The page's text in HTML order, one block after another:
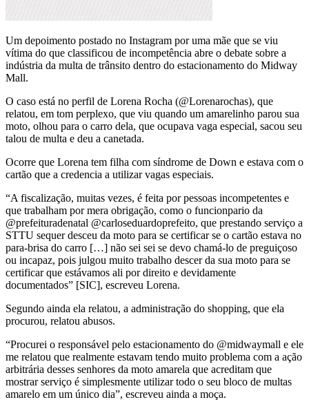
Um depoimento postado no Instagram por uma mãe que se viu
vítima do que classificou de incompetência abre o debate sobre a
indústria da multa de trânsito dentro do estacionamento do Midway
Mall.
O caso está no perfil de Lorena Rocha (@Lorenarochas), que
relatou, em tom perplexo, que viu quando um amarelinho parou sua
moto, olhou para o carro dela, que ocupava vaga especial, sacou seu
talou de multa e deu a canetada.
Ocorre que Lorena tem filha com síndrome de Down e estava com o
cartão que a credencia a utilizar vagas especiais.
“A fiscalização, muitas vezes, é feita por pessoas incompetentes e
que trabalham por mera obrigação, como o funcionpario da
@prefeituradenatal @carloseduardoprefeito, que prestando serviço a
STTU sequer desceu da moto para se certificar se o cartão estava no
para-brisa do carro […] não sei sei se devo chamá-lo de preguiçoso
ou incapaz, pois julgou muito trabalho descer da sua moto para se
certificar que estávamos ali por direito e devidamente
documentados” [SIC], escreveu Lorena.
Segundo ainda ela relatou, a administração do shopping, que ela
procurou, relatou abusos.
“Procurei o responsável pelo estacionamento do @midwaymall e ele
me relatou que realmente estavam tendo muito problema com a ação
arbitrária desses senhores da moto amarela que acreditam que
mostrar serviço é simplesmente utilizar todo o seu bloco de multas
amarelo em um único dia”, escreveu ainda a moça.